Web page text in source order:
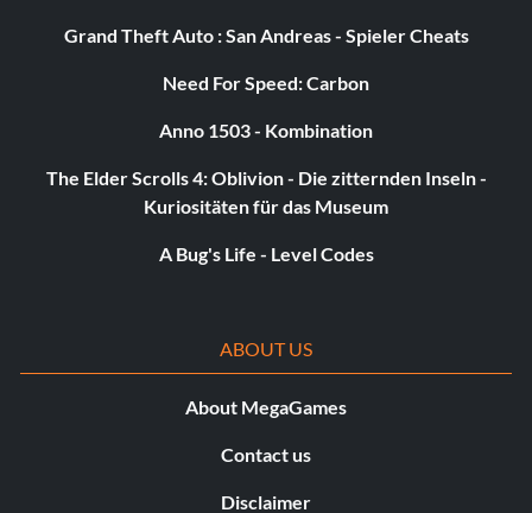
Haarfarbe: Braun
Bartwuchs: Keine
Schnurrbart: Schnurrbart 4
Ziegenbart: Keine
Grand Theft Auto : San Andreas - Spieler Cheats
Need For Speed: Carbon
Anno 1503 - Kombination
The Elder Scrolls 4: Oblivion - Die zitternden Inseln -
Kuriositäten für das Museum
A Bug's Life - Level Codes
ABOUT US
About MegaGames
Contact us
Disclaimer